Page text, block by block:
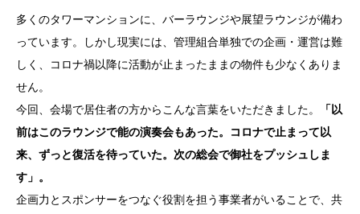
多くのタワーマンションに、バーラウンジや展望ラウンジが備わ
っています。しかし現実には、管理組合単独での企画・運営は難
しく、コロナ禍以降に活動が止まったままの物件も少なくありま
せん。
今回、会場で居住者の方からこんな言葉をいただきました。
「以
前はこのラウンジで能の演奏会もあった。コロナで止まって以
来、ずっと復活を待っていた。次の総会で御社をプッシュしま
す」。
企画力とスポンサーをつなぐ役割を担う事業者がいることで、共